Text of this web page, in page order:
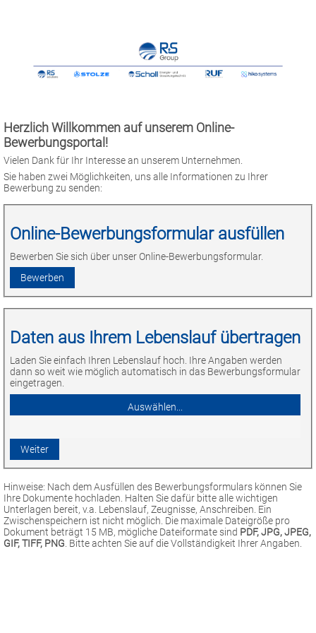
Herzlich Willkommen auf unserem Online-
Bewerbungsportal!
Vielen Dank für Ihr Interesse an unserem Unternehmen.
Sie haben zwei Möglichkeiten, uns alle Informationen zu Ihrer
Bewerbung zu senden:
Online-Bewerbungsformular ausfüllen
Bewerben Sie sich über unser Online-Bewerbungsformular.
Daten aus Ihrem Lebenslauf übertragen
Laden Sie einfach Ihren Lebenslauf hoch. Ihre Angaben werden
dann so weit wie möglich automatisch in das Bewerbungsformular
eingetragen.
Hinweise: Nach dem Ausfüllen des Bewerbungsformulars können Sie
Ihre Dokumente hochladen. Halten Sie dafür bitte alle wichtigen
Unterlagen bereit, v.a. Lebenslauf, Zeugnisse, Anschreiben. Ein
Zwischenspeichern ist nicht möglich. Die maximale Dateigröße pro
Dokument beträgt 15 MB, mögliche Dateiformate sind PDF, JPG, JPEG,
GIF, TIFF, PNG . Bitte achten Sie auf die Vollständigkeit Ihrer Angaben.